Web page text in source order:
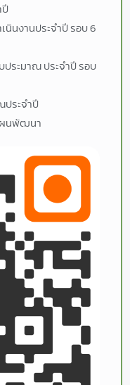
ปี
นงานประจำปี รอบ 6
ระมาณ ประจำปี รอบ
ประจำปี
ผนพัฒนา